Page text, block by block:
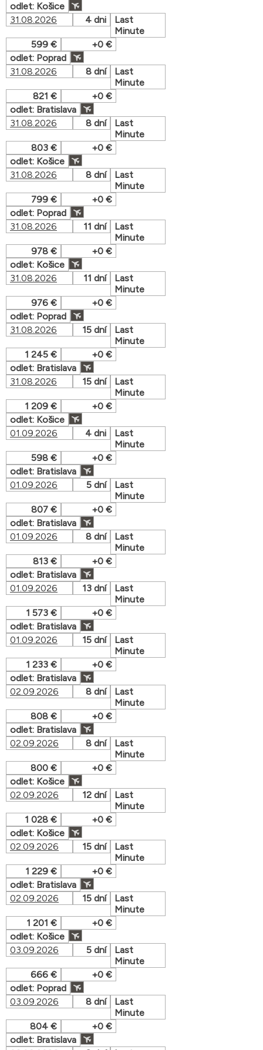
odlet: Košice
31.08.2026
4 dni
Last
Minute
599 €
+0 €
odlet: Poprad
31.08.2026
8 dní
Last
Minute
821 €
+0 €
odlet: Bratislava
31.08.2026
8 dní
Last
Minute
803 €
+0 €
odlet: Košice
31.08.2026
8 dní
Last
Minute
799 €
+0 €
odlet: Poprad
31.08.2026
11 dní
Last
Minute
978 €
+0 €
odlet: Košice
31.08.2026
11 dní
Last
Minute
976 €
+0 €
odlet: Poprad
31.08.2026
15 dní
Last
Minute
1 245 €
+0 €
odlet: Bratislava
31.08.2026
15 dní
Last
Minute
1 209 €
+0 €
odlet: Košice
01.09.2026
4 dni
Last
Minute
598 €
+0 €
odlet: Bratislava
01.09.2026
5 dní
Last
Minute
807 €
+0 €
odlet: Bratislava
01.09.2026
8 dní
Last
Minute
813 €
+0 €
odlet: Bratislava
01.09.2026
13 dní
Last
Minute
1 573 €
+0 €
odlet: Bratislava
01.09.2026
15 dní
Last
Minute
1 233 €
+0 €
odlet: Bratislava
02.09.2026
8 dní
Last
Minute
808 €
+0 €
odlet: Bratislava
02.09.2026
8 dní
Last
Minute
800 €
+0 €
odlet: Košice
02.09.2026
12 dní
Last
Minute
1 028 €
+0 €
odlet: Košice
02.09.2026
15 dní
Last
Minute
1 229 €
+0 €
odlet: Bratislava
02.09.2026
15 dní
Last
Minute
1 201 €
+0 €
odlet: Košice
03.09.2026
5 dní
Last
Minute
666 €
+0 €
odlet: Poprad
03.09.2026
8 dní
Last
Minute
804 €
+0 €
odlet: Bratislava